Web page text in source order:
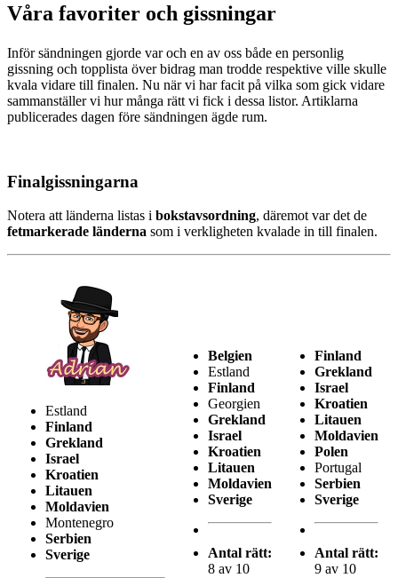
Våra favoriter och gissningar
Inför sändningen gjorde var och en av oss både en personlig
gissning och topplista över bidrag man trodde respektive ville skulle
kvala vidare till finalen. Nu när vi har facit på vilka som gick vidare
sammanställer vi hur många rätt vi fick i dessa listor. Artiklarna
publicerades dagen före sändningen ägde rum.
Finalgissningarna
Notera att länderna listas i bokstavsordning, däremot var det de
fetmarkerade länderna som i verkligheten kvalade in till finalen.
Estland
Finland
Grekland
Israel
Kroatien
Litauen
Moldavien
Montenegro
Serbien
Sverige
Belgien
Estland
Finland
Georgien
Grekland
Israel
Kroatien
Litauen
Moldavien
Sverige
Antal rätt:
8 av 10
Finland
Grekland
Israel
Kroatien
Litauen
Moldavien
Polen
Portugal
Serbien
Sverige
Antal rätt:
9 av 10